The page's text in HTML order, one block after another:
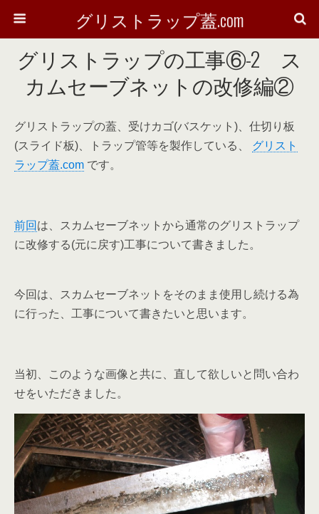
グリストラップ蓋.com
グリストラップの工事⑥-2 ス
カムセーブネットの改修編②
グリストラップの蓋、受けカゴ(バスケット)、仕切り板
(スライド板)、トラップ管等を製作している、 グリスト
ラップ蓋.com です。
前回 は、スカムセーブネットから通常のグリストラップ
に改修する(元に戻す)工事について書きました。
今回は、スカムセーブネットをそのまま使用し続ける為
に行った、工事について書きたいと思います。
当初、このような画像と共に、直して欲しいと問い合わ
せをいただきました。